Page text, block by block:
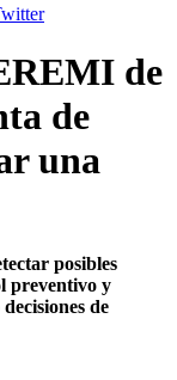
de
de
una
posibles
preventivo y
decisiones de